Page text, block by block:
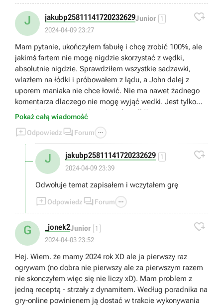
J jakubp25811141720232629Junior 1
2024-04-09 23:27

Mam pytanie, ukończyłem fabułę i chcę zrobić 100%, ale
jakimś fartem nie mogę nigdzie skorzystać z wędki,
absolutnie nigdzie. Sprawdziłem wszystkie sadzawki,
wlazłem na łódki i próbowałem z lądu, a John dalej z
uporem maniaka nie chce łowić. Nie ma nawet żadnego
komentarza dlaczego nie mogę wyjąć wedki. Jest tylko
napis " nie można tutaj wyciągać wędki" proszę i pomoc.
Pokaż całą wiadomość
Odpowiedz  Forum 
J jakubp25811141720232629 1
2024-04-09 23:39

Odwołuje temat zapisałem i wczytałem grę
Odpowiedz  Forum 
G _jonek2Junior 1
2024-04-03 23:52

Hej. Wiem. że mamy 2024 rok XD ale ja pierwszy raz
ogrywam (no dobra nie pierwszy ale za pierwszym razem
nie skonczyłem więc się nie liczy xD). Mam problem z
jedną receptą - strzały z dynamitem. Według poradnika na
gry-online powinienem ją dostać w trakcie wykonywania